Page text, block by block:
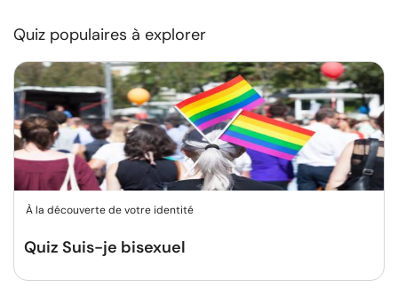
Quiz populaires à explorer
À la découverte de votre identité
Quiz Suis-je bisexuel